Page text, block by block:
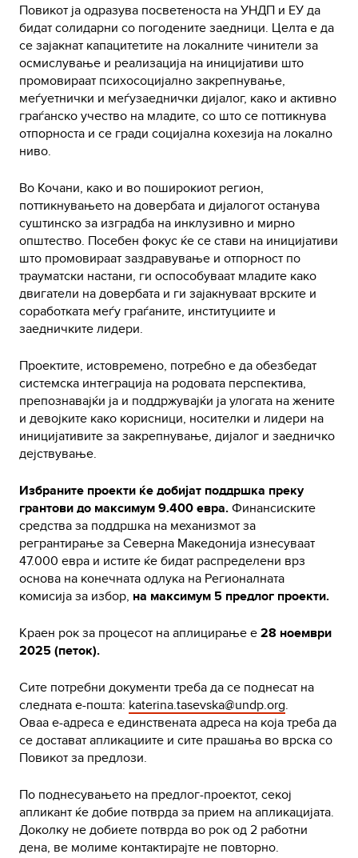
Повикот ја одразува посветеноста на УНДП и ЕУ да
бидат солидарни со погодените заедници. Целта е да
се зајакнат капацитетите на локалните чинители за
осмислување и реализација на иницијативи што
промовираат психосоцијално закрепнување,
меѓуетнички и меѓузаеднички дијалог, како и активно
граѓанско учество на младите, со што се поттикнува
отпорноста и се гради социјална кохезија на локално
ниво.
Во Кочани, како и во поширокиот регион,
поттикнувањето на довербата и дијалогот останува
суштинско за изградба на инклузивно и мирно
општество. Посебен фокус ќе се стави на иницијативи
што промовираат заздравување и отпорност по
трауматски настани, ги оспособуваат младите како
двигатели на довербата и ги зајакнуваат врските и
соработката меѓу граѓаните, институциите и
заедничките лидери.
Проектите, истовремено, потребно е да обезбедат
системска интеграција на родовата перспектива,
препознавајќи ја и поддржувајќи ја улогата на жените
и девојките како корисници, носителки и лидери на
иницијативите за закрепнување, дијалог и заедничко
дејствување.
Избраните проекти ќе добијат поддршка преку
грантови до максимум 9.400 евра.Финансиските
средства за поддршка на механизмот за
регрантирање за Северна Македонија изнесуваат
47.000 евра и истите ќе бидат распределени врз
основа на конечната одлука на Регионалната
комисија за избор, на максимум 5 предлог проекти.
Краен рок за процесот на аплицирање е28 ноември
2025 (петок).
Сите потребни документи треба да се поднесат на
следната е-пошта: katerina.tasevska@undp.org.
Оваа е-адреса е единствената адреса на која треба да
се достават апликациите и сите прашања во врска со
Повикот за предлози.
По поднесувањето на предлог-проектот, секој
апликант ќе добие потврда за прием на апликацијата.
Доколку не добиете потврда во рок од 2 работни
дена, ве молиме контактирајте не повторно.